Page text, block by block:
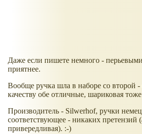
Даже если пишете немного -
приятнее.
Вообще ручка шла в наборе со второй
качеству обе отличные, шариковая
Производитель - Silwerhof, ручки
соответствующее - никаких претензий
привередливая). :-)